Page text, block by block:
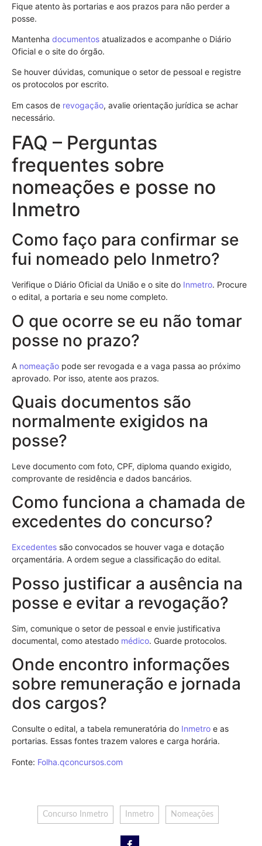
Fique atento às portarias e aos prazos para não perder a
posse.
Mantenha documentos atualizados e acompanhe o Diário
Oficial e o site do órgão.
Se houver dúvidas, comunique o setor de pessoal e registre
os protocolos por escrito.
Em casos de revogação, avalie orientação jurídica se achar
necessário.
FAQ – Perguntas
frequentes sobre
nomeações e posse no
Inmetro
Como faço para confirmar se
fui nomeado pelo Inmetro?
Verifique o Diário Oficial da União e o site do Inmetro. Procure
o edital, a portaria e seu nome completo.
O que ocorre se eu não tomar
posse no prazo?
A nomeação pode ser revogada e a vaga passa ao próximo
aprovado. Por isso, atente aos prazos.
Quais documentos são
normalmente exigidos na
posse?
Leve documento com foto, CPF, diploma quando exigido,
comprovante de residência e dados bancários.
Como funciona a chamada de
excedentes do concurso?
Excedentes são convocados se houver vaga e dotação
orçamentária. A ordem segue a classificação do edital.
Posso justificar a ausência na
posse e evitar a revogação?
Sim, comunique o setor de pessoal e envie justificativa
documental, como atestado médico. Guarde protocolos.
Onde encontro informações
sobre remuneração e jornada
dos cargos?
Consulte o edital, a tabela remuneratória do Inmetro e as
portarias. Essas fontes trazem valores e carga horária.
Fonte: Folha.qconcursos.com
Concurso Inmetro Inmetro Nomeações